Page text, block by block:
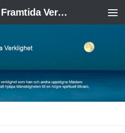
Välkomna till en Ny Framtida Verklighet